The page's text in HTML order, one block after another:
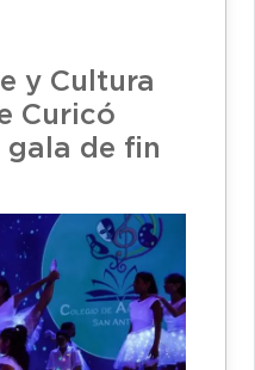
y Cultura
Curicó
gala de fin